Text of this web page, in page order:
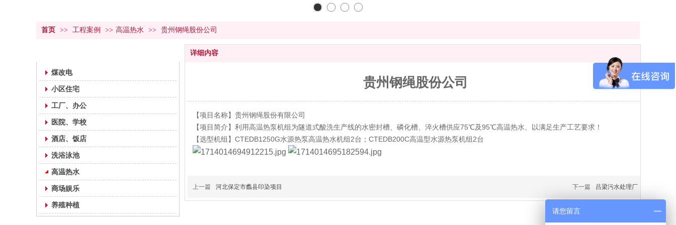
首页 >> 工程案例 >> 高温热水 >> 贵州钢绳股份公司
煤改电
小区住宅
工厂、办公
医院、学校
酒店、饭店
洗浴泳池
高温热水
商场娱乐
养殖种植
详细内容
贵州钢绳股份公司
【项目名称】贵州钢绳股份有限公司
【项目简介】利用高温热泵机组为隧道式酸洗生产线的水密封槽、磷化槽、淬火槽供应75℃及95℃高温热水、以满足生产工艺要求！
【选型机组】CTEDB1250G水源热泵高温热水机组2台； CTEDB200C高温型水源热泵机组2台
上一篇 河北保定市蠡县印染项目 下一篇 吕梁污水处理厂
请您留言